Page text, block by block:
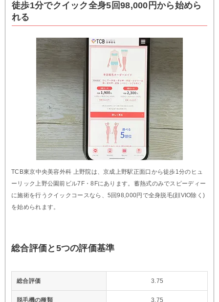
徒歩1分でクイック全身5回98,000円から始めら
れる
TCB東京中央美容外科 上野院は、京成上野駅正面口から徒歩1分のヒュ
ーリック上野公園前ビル7F・8Fにあります。蓄熱式のみでスピーディー
に施術を行うクイックコースなら、5回98,000円で全身脱毛(顔VIO除く)
を始められます。
総合評価と5つの評価基準
総合評価 3.75
脱毛機の種類 3.75